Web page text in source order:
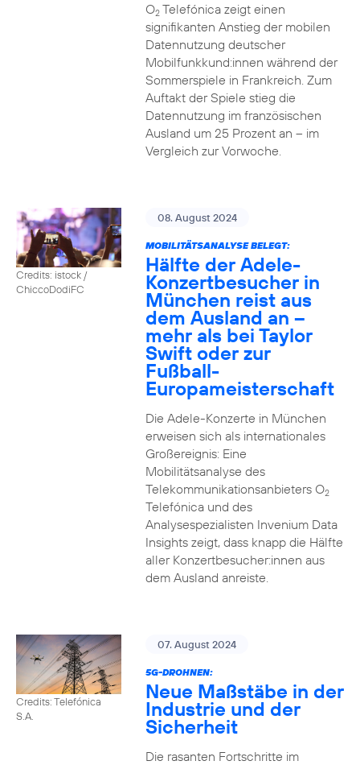
O2Telefónica zeigt einen
signifikanten Anstieg der mobilen
Datennutzung deutscher
Mobilfunkkund:innen während der
Sommerspiele in Frankreich. Zum
Auftakt der Spiele stieg die
Datennutzung im französischen
Ausland um 25 Prozent an – im
Vergleich zur Vorwoche.
Credits: istock /
ChiccoDodiFC
08. August 2024
MOBILITÄTSANALYSE BELEGT:
Hälfte der Adele-
Konzertbesucher in
München reist aus
dem Ausland an –
mehr als bei Taylor
Swift oder zur
Fußball-
Europameisterschaft
Die Adele-Konzerte in München
erweisen sich als internationales
Großereignis: Eine
Mobilitätsanalyse des
Telekommunikationsanbieters O2
Telefónica und des
Analysespezialisten Invenium Data
Insights zeigt, dass knapp die Hälfte
aller Konzertbesucher:innen aus
dem Ausland anreiste.
Credits: Telefónica
S.A.
07. August 2024
5G-DROHNEN:
Neue Maßstäbe in der
Industrie und der
Sicherheit
Die rasanten Fortschritte im